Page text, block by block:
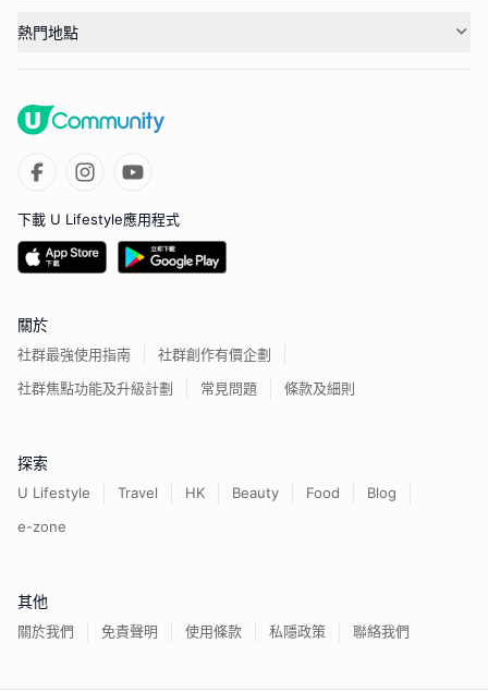
熱門地點
下載 U Lifestyle應用程式
關於
社群最強使用指南
社群創作有價企劃
社群焦點功能及升級計劃
常見問題 條款及細則
探索
U Lifestyle Travel HK Beauty Food
Blog
e-zone
其他
關於我們 免責聲明 使用條款 私隱政策 聯絡我們